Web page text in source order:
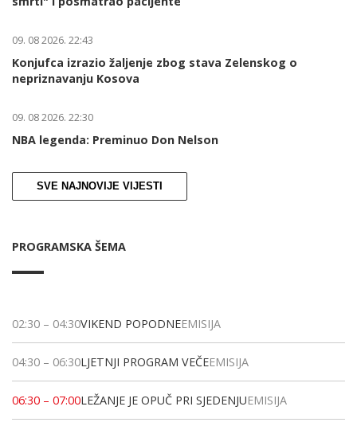
09. 08 2026. 22:43
Konjufca izrazio žaljenje zbog stava Zelenskog o
nepriznavanju Kosova
09. 08 2026. 22:30
NBA legenda: Preminuo Don Nelson
SVE NAJNOVIJE VIJESTI
PROGRAMSKA ŠEMA
02:30 – 04:30VIKEND POPODNEEMISIJA
04:30 – 06:30LJETNJI PROGRAM VEČEEMISIJA
06:30 – 07:00LEŽANJE JE OPUČ PRI SJEDENJUEMISIJA